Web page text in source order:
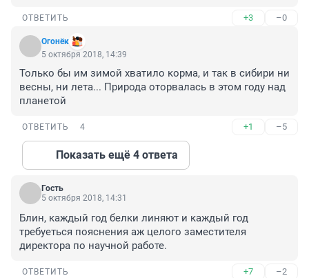
ОТВЕТИТЬ +3 –0
Огонёк
5 октября 2018, 14:39
Только бы им зимой хватило корма, и так в сибири ни
весны, ни лета... Природа оторвалась в этом году над
планетой
ОТВЕТИТЬ 4 +1 –5
Показать ещё 4 ответа
Гость
5 октября 2018, 14:31
Блин, каждый год белки линяют и каждый год
требуеться пояснения аж целого заместителя
директора по научной работе.
ОТВЕТИТЬ +7 –2